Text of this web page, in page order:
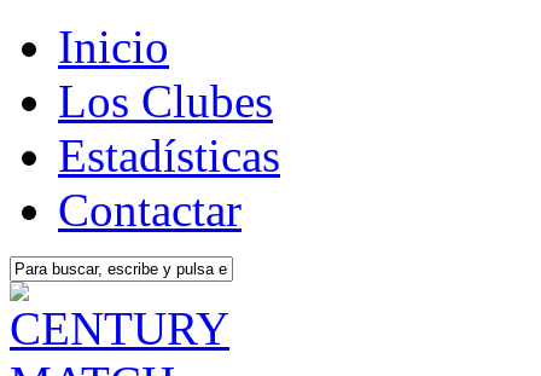
Inicio
Los Clubes
Estadísticas
Contactar